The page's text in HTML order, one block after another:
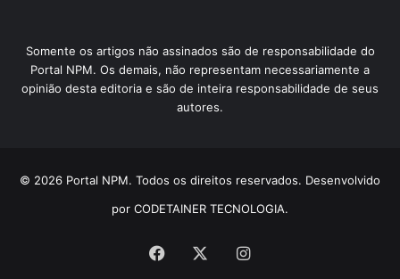
Somente os artigos não assinados são de responsabilidade do
Portal NPM. Os demais, não representam necessariamente a
opinião desta editoria e são de inteira responsabilidade de seus
autores.
© 2026 Portal NPM. Todos os direitos reservados. Desenvolvido
por CODETAINER TECNOLOGIA.
Facebook Instagram